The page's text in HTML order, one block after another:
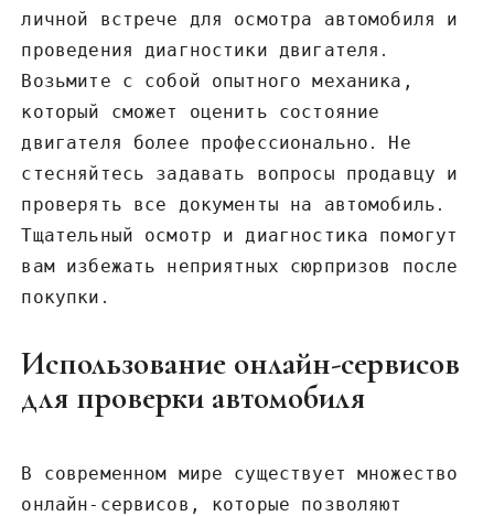
личной встрече для осмотра автомобиля и
проведения диагностики двигателя․
Возьмите с собой опытного механика‚
который сможет оценить состояние
двигателя более профессионально․ Не
стесняйтесь задавать вопросы продавцу и
проверять все документы на автомобиль․
Тщательный осмотр и диагностика помогут
вам избежать неприятных сюрпризов после
покупки․
Использование онлайн-сервисов
для проверки автомобиля
В современном мире существует множество
онлайн-сервисов‚ которые позволяют